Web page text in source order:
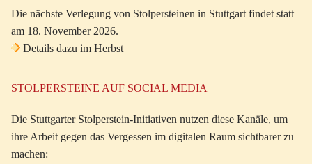
Die nächste Verlegung von Stolpersteinen in Stuttgart findet statt
am 18. November 2026.
Details dazu im Herbst
STOLPERSTEINE AUF SOCIAL MEDIA
Die Stuttgarter Stolperstein-Initiativen nutzen diese Kanäle, um
ihre Arbeit gegen das Vergessen im digitalen Raum sichtbarer zu
machen: